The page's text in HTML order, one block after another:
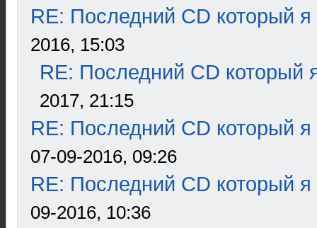
RE: Последний CD который я
2016, 15:03
RE: Последний CD который
2017, 21:15
RE: Последний CD который я
07-09-2016, 09:26
RE: Последний CD который я
09-2016, 10:36